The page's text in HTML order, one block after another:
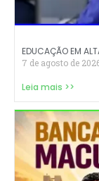
EDUCAÇÃO EM
7 de agosto de
Leia mais >>